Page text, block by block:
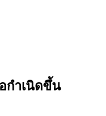
กำเนิดขึ้น